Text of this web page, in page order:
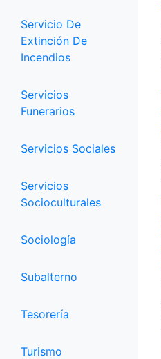
Servicio De
Extinción De
Incendios
Servicios
Funerarios
Servicios Sociales
Servicios
Socioculturales
Sociología
Subalterno
Tesorería
Turismo